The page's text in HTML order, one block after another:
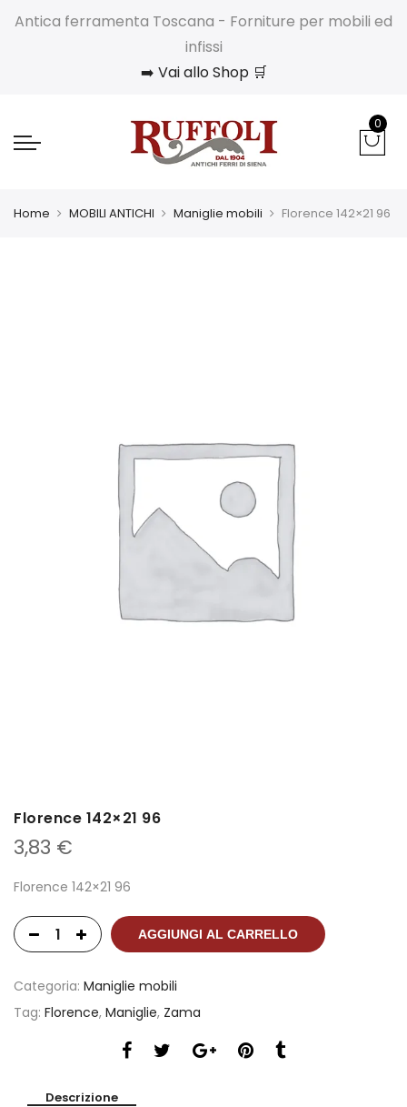
Antica ferramenta Toscana - Forniture per mobili ed
infissi
➡️ Vai allo Shop 🛒
0
Home MOBILI ANTICHI Maniglie mobili Florence 142×21 96
Florence 142×21 96
3,83 €
Florence 142×21 96
AGGIUNGI AL CARRELLO
Categoria: Maniglie mobili
Tag: Florence, Maniglie, Zama
Descrizione